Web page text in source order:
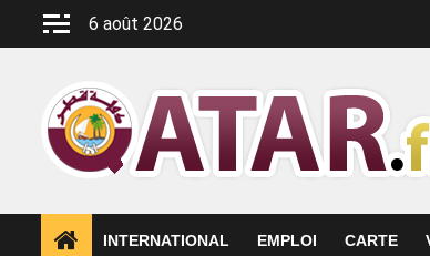
6 août 2026
INTERNATIONAL EMPLOI CARTE